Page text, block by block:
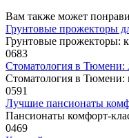
Вам также может
Грунтовые прожекторы
Грунтовые прожекторы:
0683
Стоматология в Тюмени:
Стоматология в Тюмени:
0591
Лучшие пансионаты
Пансионаты комфорт-
0469